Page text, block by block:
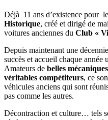
Déjà 11 ans d’existence pour le
Historique, créé et dirigé de
voitures anciennes du Club «
Depuis maintenant une
succès et accueil chaque
Amateurs de belles mécaniques
véritables compétiteurs, ce
véhicules anciens qui sont
pas comme les autres.
Décontraction et culture… tels